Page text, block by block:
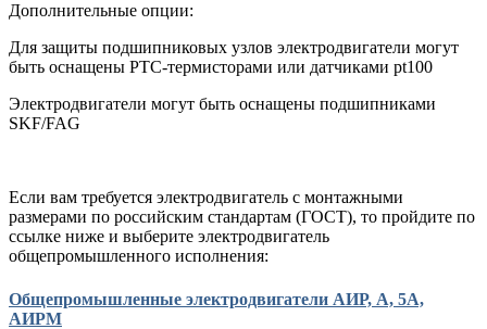
Дополнительные опции:
Для защиты подшипниковых узлов электродвигатели могут
быть оснащены РТС-термисторами или датчиками pt100
Электродвигатели могут быть оснащены подшипниками
SKF/FAG
Если вам требуется электродвигатель с монтажными
размерами по российским стандартам (ГОСТ), то пройдите по
ссылке ниже и выберите электродвигатель
общепромышленного исполнения:
Общепромышленные электродвигатели АИР, А, 5А,
АИРМ